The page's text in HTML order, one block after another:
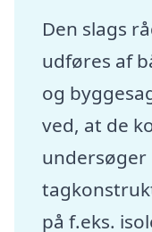
Den slags
udføres af
og
ved, at de
på f.eks.